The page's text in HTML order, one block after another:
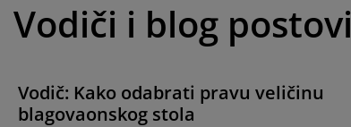
Vodiči i blog postovi
Vodič: Kako odabrati pravu veličinu
blagovaonskog stola